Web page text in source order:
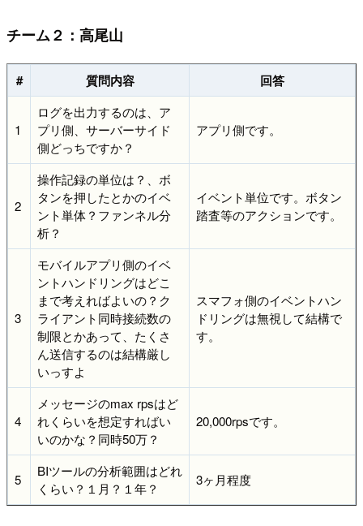
チーム２：高尾山
# 質問内容 回答
1
ログを出力するのは、ア
プリ側、サーバーサイド
側どっちですか？
アプリ側です。
2
操作記録の単位は？、ボ
タンを押したとかのイベ
ント単体？ファンネル分
析？
イベント単位です。ボタン
踏査等のアクションです。
3
モバイルアプリ側のイベ
ントハンドリングはどこ
まで考えればよいの？ク
ライアント同時接続数の
制限とかあって、たくさ
ん送信するのは結構厳し
いっすよ
スマフォ側のイベントハン
ドリングは無視して結構で
す。
4
メッセージのmax rpsはど
れくらいを想定すればい
いのかな？同時50万？
20,000rpsです。
5
BIツールの分析範囲はどれ
くらい？１月？１年？
3ヶ月程度